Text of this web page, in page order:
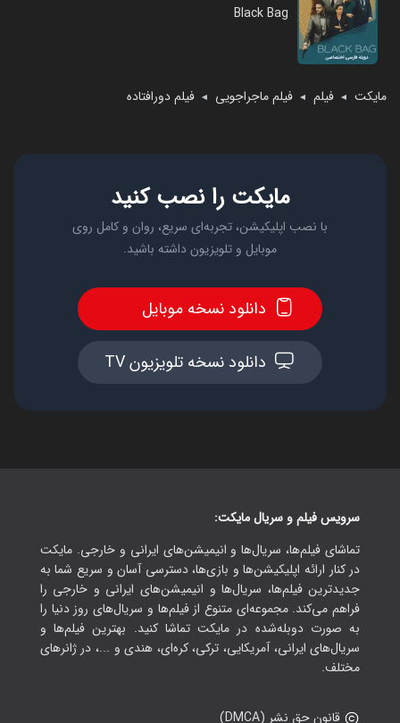
مایکت ◄ فیلم ◄ فیلم ماجراجویی ◄ فیلم دورافتاده
Black Bag
مایکت را نصب کنید
با نصب اپلیکیشن، تجربه‌ای سریع، روان و کامل روی
موبایل و تلویزیون داشته باشید.
دانلود نسخه موبایل
دانلود نسخه تلویزیون TV
سرویس فیلم و سریال مایکت:
تماشای فیلم‌ها، سریال‌ها و انیمیشن‌های ایرانی و خارجی. مایکت
در کنار ارائه اپلیکیشن‌ها و بازی‌ها، دسترسی آسان و سریع شما به
جدیدترین فیلم‌ها، سریال‌ها و انیمیشن‌های ایرانی و خارجی را
فراهم می‌کند. مجموعه‌ای متنوع از فیلم‌ها و سریال‌های روز دنیا را
به صورت دوبله‌شده در مایکت تماشا کنید. بهترین فیلم‌ها و
سریال‌های ایرانی، آمریکایی، ترکی، کره‌ای، هندی و ...، در ژانرهای
مختلف.
قانون حق نشر (DMCA)